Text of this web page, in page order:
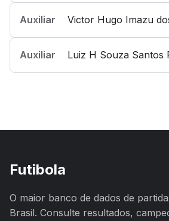
Auxiliar Victor Hugo Imazu
Auxiliar Luiz H Souza Santos
Futibola
O maior banco de dados de
Brasil. Consulte resultados,